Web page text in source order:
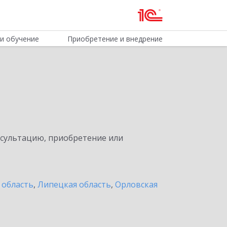
обучение Приобретение и внедрение
приобретение или
, Липецкая область, Орловская